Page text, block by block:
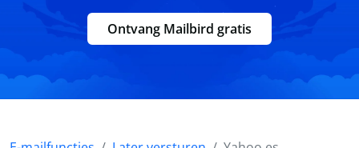
Ontvang Mailbird gratis